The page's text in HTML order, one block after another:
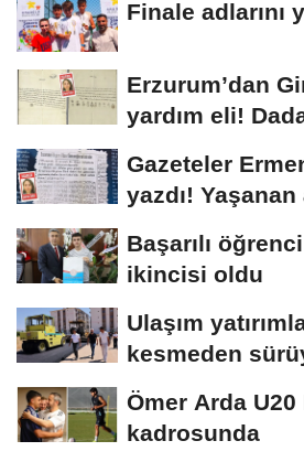
Finale adlarını
Erzurum’dan
yardım eli!
Gazeteler
yazdı! Yaşanan
Başarılı
ikincisi oldu
Ulaşım
kesmeden
Ömer Arda U20
kadrosunda